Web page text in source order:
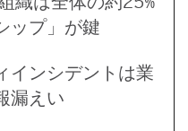
ップ」が鍵
インシデントは業
漏えい